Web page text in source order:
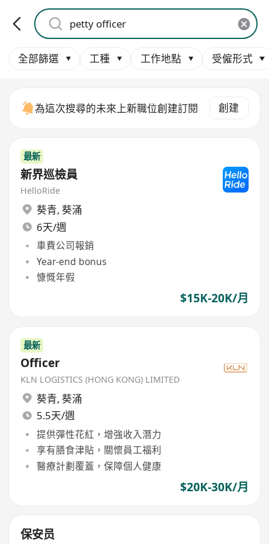
全部篩選 工種 工作地點 受僱形式
為這次搜尋的未來上新職位創建訂閱 創建
最新
新界巡檢員
HelloRide
葵青, 葵涌
6天/週
車費公司報銷
Year-end bonus
慷慨年假
$15K-20K/月
最新
Officer
KLN LOGISTICS (HONG KONG) LIMITED
葵青, 葵涌
5.5天/週
提供彈性花紅，增強收入潛力
享有膳食津貼，關懷員工福利
醫療計劃覆蓋，保障個人健康
$20K-30K/月
保安员